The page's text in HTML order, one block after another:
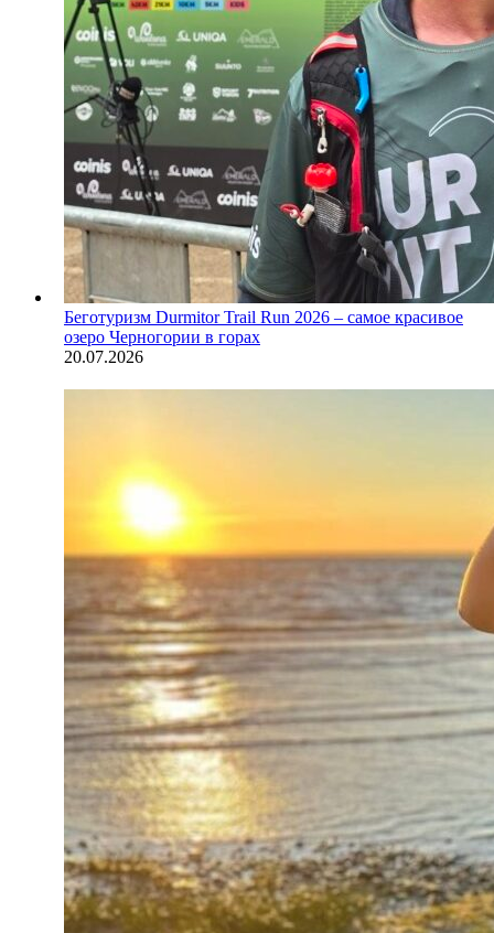
Беготуризм Durmitor Trail Run 2026 – самое красивое
озеро Черногории в горах
20.07.2026